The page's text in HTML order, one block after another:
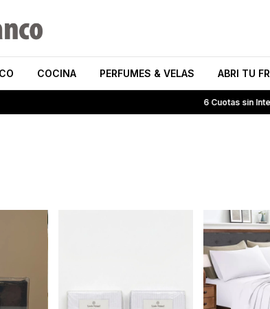
COCINA PERFUMES & VELAS ABRI TU
6 Cuotas sin Interés 15%